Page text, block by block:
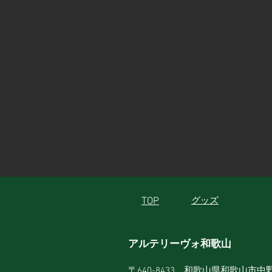
TOP グッズ
アルテリーヴォ和歌山